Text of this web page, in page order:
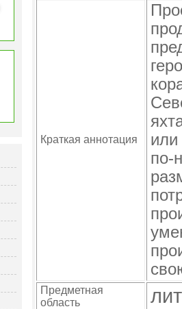
Краткая аннотация
или
по-
Предметная
область